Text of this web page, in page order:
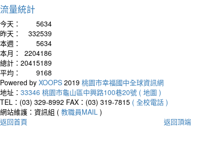
流量統計
今天：
5634
昨天：
332539
本週：
5634
本月：
2204186
總計： 20415189
平均：
9168
Powered by XOOPS 2019 桃園市幸福國中全球資訊網
地址： 33346 桃園市龜山區中興路100巷20號 ( 地圖 )
TEL：(03) 329-8992 FAX：(03) 319-7815 ( 全校電話 )
網站維護：資訊組 ( 教職員MAIL )
返回首頁
返回頂端